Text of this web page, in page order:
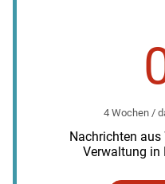
4 Wochen /
Nachrichten
Verwaltung in